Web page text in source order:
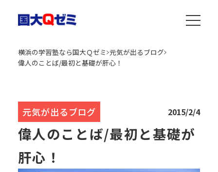
横浜の学習塾なら国大Ｑゼミ 元気が出るブログ
偉人のことば/最初と基礎が肝心！
元気が出るブログ 2015/2/4
偉人のことば/最初と基礎が
肝心！